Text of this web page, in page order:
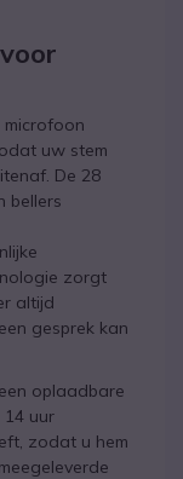
microfoon
uw stem
De 28
bellers
zorgt
altijd
gesprek kan
oplaadbare
uur
zodat u hem